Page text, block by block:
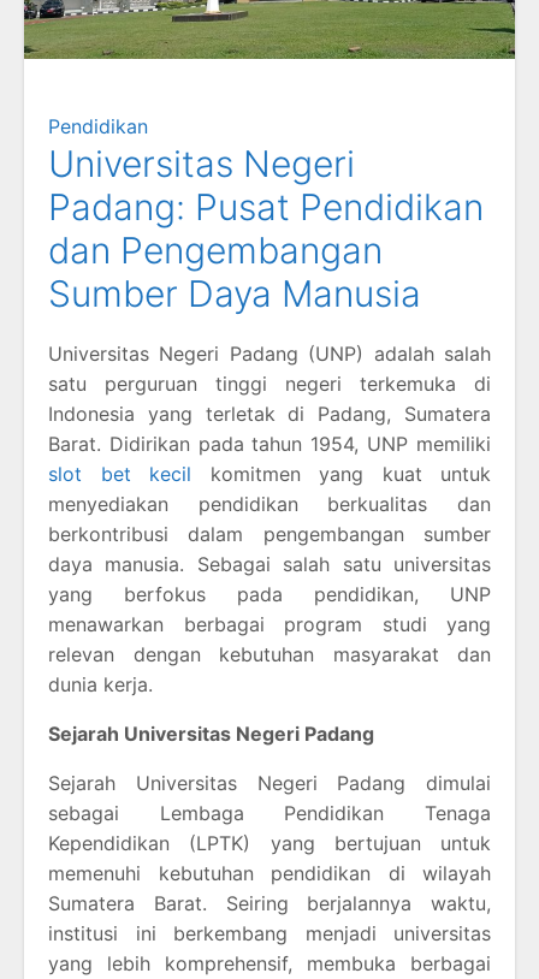
Pendidikan
Universitas Negeri
Padang: Pusat Pendidikan
dan Pengembangan
Sumber Daya Manusia
Universitas Negeri Padang (UNP) adalah salah
satu perguruan tinggi negeri terkemuka di
Indonesia yang terletak di Padang, Sumatera
Barat. Didirikan pada tahun 1954, UNP memiliki
slot bet kecil komitmen yang kuat untuk
menyediakan pendidikan berkualitas dan
berkontribusi dalam pengembangan sumber
daya manusia. Sebagai salah satu universitas
yang berfokus pada pendidikan, UNP
menawarkan berbagai program studi yang
relevan dengan kebutuhan masyarakat dan
dunia kerja.
Sejarah Universitas Negeri Padang
Sejarah Universitas Negeri Padang dimulai
sebagai Lembaga Pendidikan Tenaga
Kependidikan (LPTK) yang bertujuan untuk
memenuhi kebutuhan pendidikan di wilayah
Sumatera Barat. Seiring berjalannya waktu,
institusi ini berkembang menjadi universitas
yang lebih komprehensif, membuka berbagai